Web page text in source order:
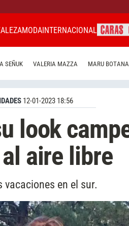
MODAINTERNACIONAL
SEÑUK VALERIA MAZZA MARU BOTANA
12-01-2023 18:56
look
aire libre
en el sur.